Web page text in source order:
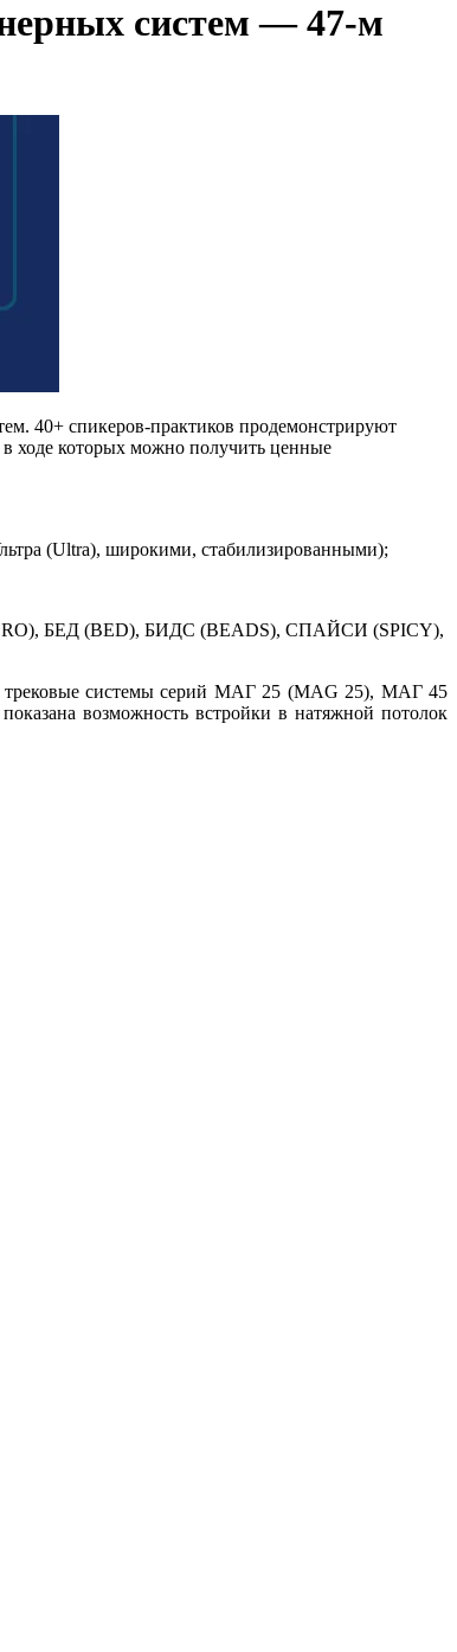
систем — 47-м
40+ спикеров-практиков продемонстрируют
ходе которых можно получить ценные
(Ultra), широкими, стабилизированными);
БЕД (BED), БИДС (BEADS), СПАЙСИ (SPICY),
трековые системы серий МАГ 25 (МAG 25), МАГ 45
возможность встройки в натяжной потолок